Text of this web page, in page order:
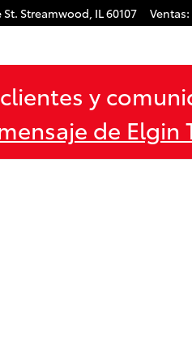
St. Streamwood, IL60107 Ventas:
y
de Elgin